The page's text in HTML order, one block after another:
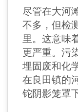
尽管在大河
不多，但检
里。这意味
更严重。污
埋固废和化
在良田镇的
铊阴影笼罩